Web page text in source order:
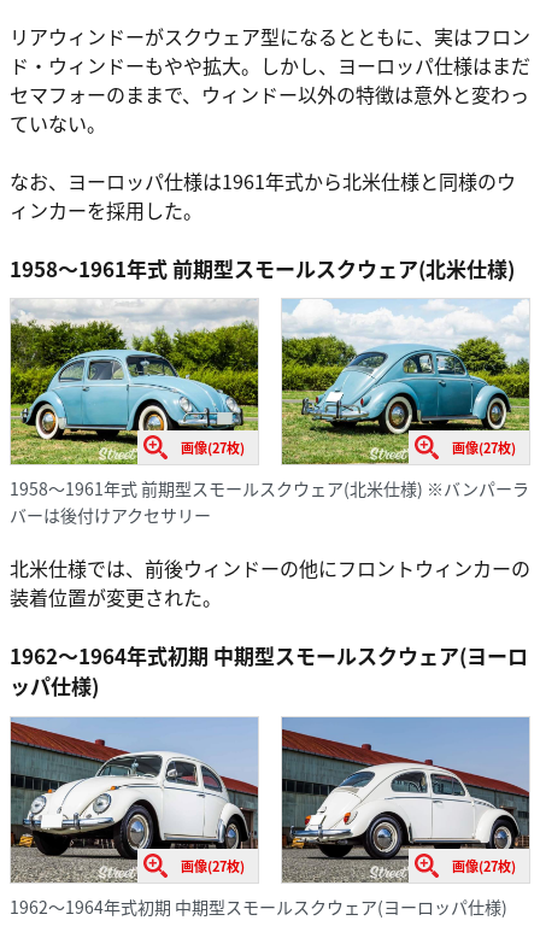
リアウィンドーがスクウェア型になるとともに、実はフロン
ド・ウィンドーもやや拡大。しかし、ヨーロッパ仕様はまだ
セマフォーのままで、ウィンドー以外の特徴は意外と変わっ
ていない。
なお、ヨーロッパ仕様は1961年式から北米仕様と同様のウ
ィンカーを採用した。
1958～1961年式 前期型スモールスクウェア(北米仕様)
画像(27枚) 画像(27枚)
1958～1961年式 前期型スモールスクウェア(北米仕様) ※バンパーラ
バーは後付けアクセサリー
北米仕様では、前後ウィンドーの他にフロントウィンカーの
装着位置が変更された。
1962～1964年式初期 中期型スモールスクウェア(ヨーロ
ッパ仕様)
画像(27枚) 画像(27枚)
1962～1964年式初期 中期型スモールスクウェア(ヨーロッパ仕様)